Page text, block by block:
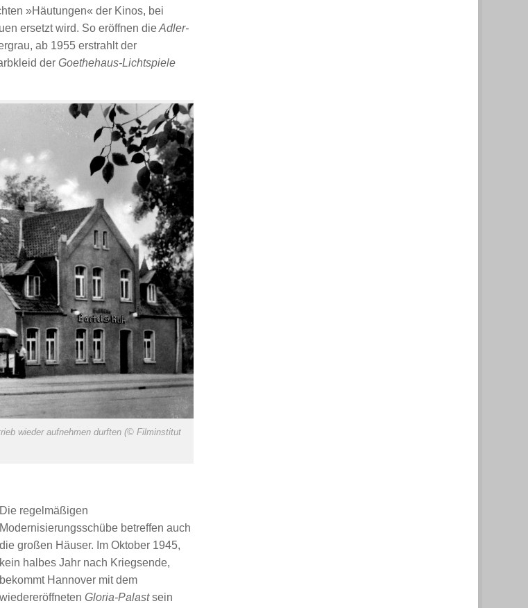
»Häutungen« der Kinos, bei
ersetzt wird. So eröffnen dieAdler-
ab 1955 erstrahlt der
der Goethehaus-Lichtspiele
wieder aufnehmen durften (© Filminstitut
Die regelmäßigen
Modernisierungsschübe betreffen auch
die großen Häuser. Im Oktober 1945,
kein halbes Jahr nach Kriegsende,
bekommt Hannover mit dem
wiedereröffneten Gloria-Palastsein